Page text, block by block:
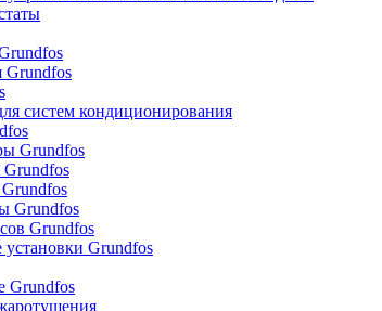
Grundfos
систем кондиционирования
Grundfos
Grundfos
Grundfos
Grundfos
Grundfos
Grundfos